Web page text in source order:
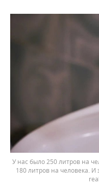
У нас было 250 литров на
180 литров на человека. И